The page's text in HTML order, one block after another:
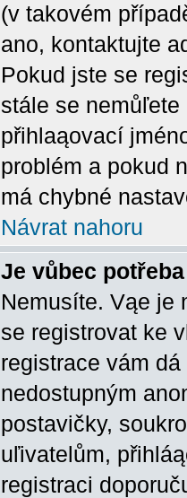
(v takovém
ano, kontaktujte
Pokud jste se
stále se
přihlaąovací
problém a pokud
má chybné
Návrat nahoru
Je vůbec
Nemusíte. Vąe je
se registrovat ke
registrace vám
nedostupným
postavičky,
uľivatelům,
registraci